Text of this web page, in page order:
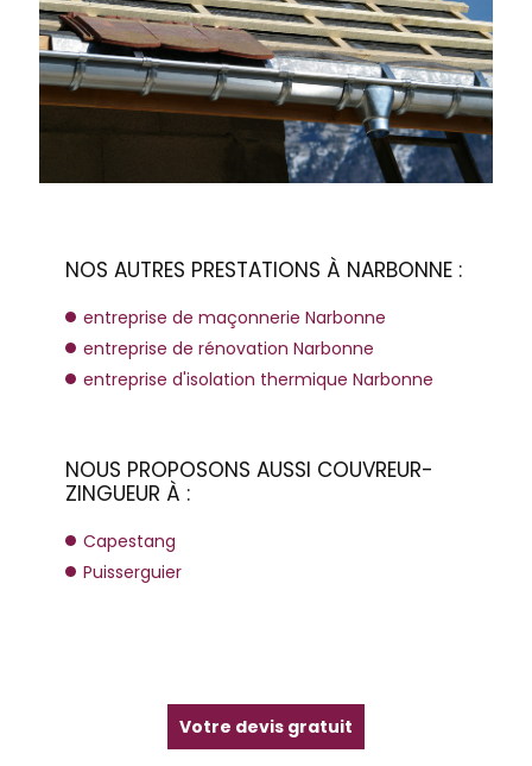
NOS AUTRES PRESTATIONS À NARBONNE :
entreprise de maçonnerie Narbonne
entreprise de rénovation Narbonne
entreprise d'isolation thermique Narbonne
NOUS PROPOSONS AUSSI COUVREUR-
ZINGUEUR À :
Capestang
Puisserguier
Votre devis gratuit